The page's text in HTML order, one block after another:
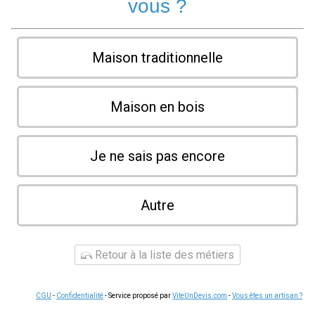
vous ?
Maison traditionnelle
Maison en bois
Je ne sais pas encore
Autre
Retour à la liste des métiers
CGU - Confidentialité- Service proposé parViteUnDevis.com -Vous êtes un artisan ?